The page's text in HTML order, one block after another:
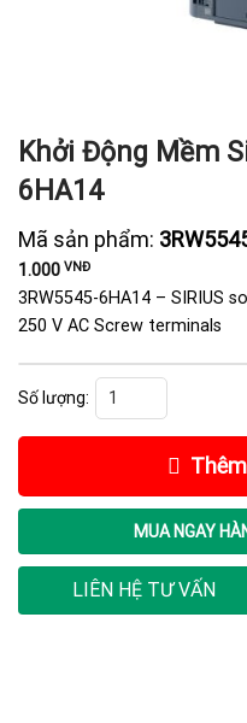
Khởi Động Mềm
6HA14
Mã sản phẩm:
1.000 VNĐ
3RW5545-6HA14 – SIRIUS
250 V AC Screw terminals
Khởi Động Mềm Siemens
MUA NGAY
LIÊN HỆ TƯ VẤN